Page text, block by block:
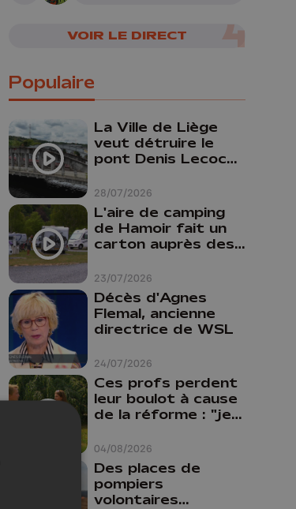
VOIR LE DIRECT
Populaire
28/07/2026
La Ville de Liège
veut détruire le
pont Denis Lecocq
budget pour le
faire
23/07/2026
L'aire de camping
de Hamoir fait un
carton auprès des
24/07/2026
Décès d'Agnes
Flemal, ancienne
directrice de WSL
04/08/2026
Ces profs perdent
leur boulot à cause
de la réforme : "je
comme prof que
comme
pharmacienne"
Des places de
pompiers
volontaires